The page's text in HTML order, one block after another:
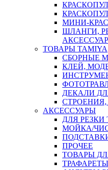
МИНИ-
ШЛАНГИ,
ТОВАРЫ TAMIYA
СБОРНЫЕ
КЛЕЙ,
ДЕКАЛИ
АКСЕССУАРЫ
ДЛЯ РЕЗКИ
МОЙКА/
ПРОЧЕЕ
ТОВАРЫ
ТРАФАРЕТЫ